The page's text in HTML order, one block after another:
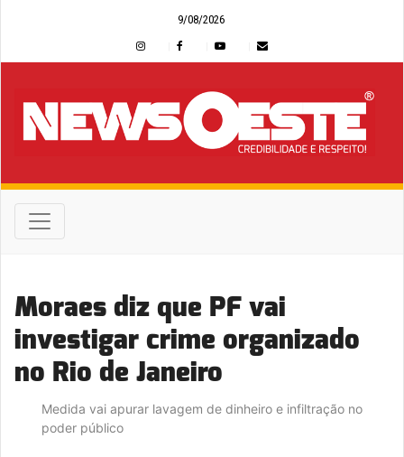
9/08/2026
Moraes diz que PF vai
investigar crime organizado
no Rio de Janeiro
Medida vai apurar lavagem de dinheiro e infiltração no
poder público